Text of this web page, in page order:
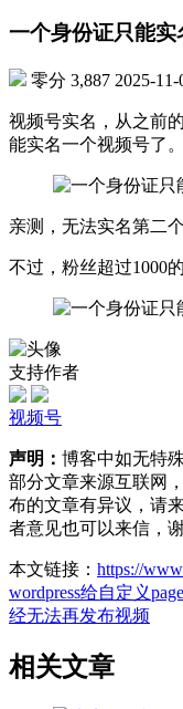
一个身份证只能实
零分 3,887 2025-
视频号实名，从之前
能实名一个视频号了。
亲测，无法实名第二
不过，粉丝超过1000
支持作者
视频号
声明： 博客中如无特
部分文章来源互联网
布的文章有异议，请
者意见也可以来信，谢
本文链接： https://
wordpress给自定义
经无法再发布视频
相关文章